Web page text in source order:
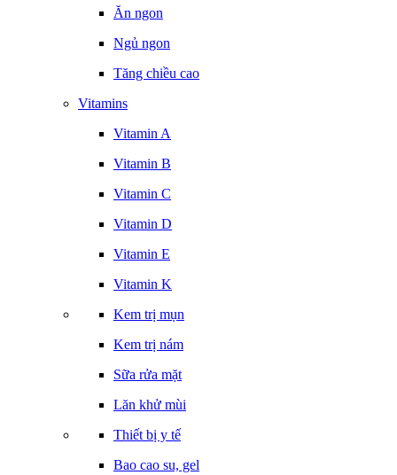
Ăn ngon
Ngủ ngon
Tăng chiều cao
Vitamins
Vitamin A
Vitamin B
Vitamin C
Vitamin D
Vitamin E
Vitamin K
Kem trị mụn
Kem trị nám
Sữa rửa mặt
Lăn khử mùi
Thiết bị y tế
Bao cao su, gel